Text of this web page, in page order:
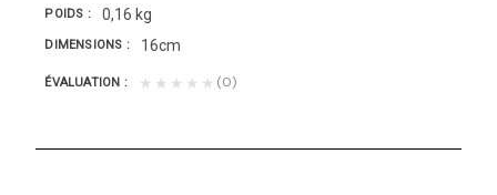
POIDS 0,16 kg
DIMENSIONS 16cm
ÉVALUATION ★★★★★ (0)